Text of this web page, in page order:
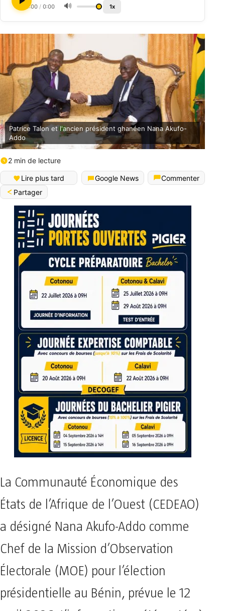
0:00 / 0:00 🔊 1x
Patrice Talon et l'ancien président ghanéen Nana Akufo-
Addo
2 min de lecture
Lire plus tard Google News
Commenter
Partager
La Communauté Économique des
États de l’Afrique de l’Ouest (CEDEAO)
a désigné Nana Akufo-Addo comme
Chef de la Mission d’Observation
Électorale (MOE) pour l’élection
présidentielle au Bénin, prévue le 12